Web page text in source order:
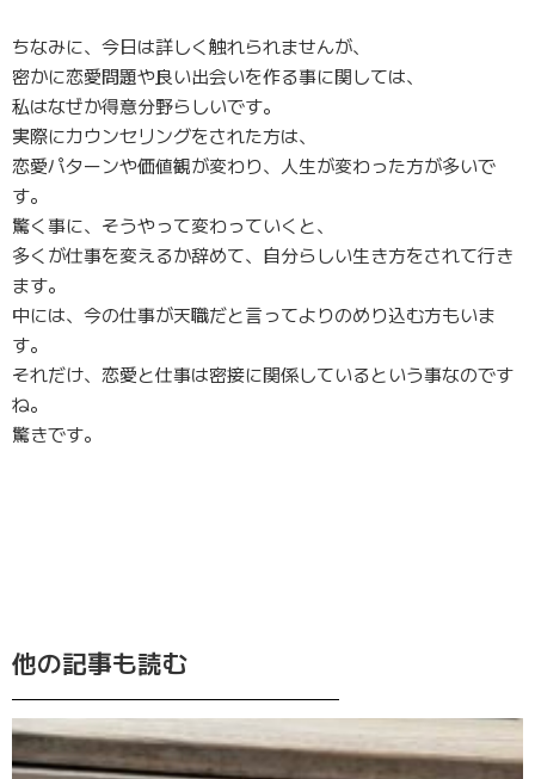
ちなみに、今日は詳しく触れられませんが、
密かに恋愛問題や良い出会いを作る事に関しては、
私はなぜか得意分野らしいです。
実際にカウンセリングをされた方は、
恋愛パターンや価値観が変わり、人生が変わった方が多いで
す。
驚く事に、そうやって変わっていくと、
多くが仕事を変えるか辞めて、自分らしい生き方をされて行き
ます。
中には、今の仕事が天職だと言ってよりのめり込む方もいま
す。
それだけ、恋愛と仕事は密接に関係しているという事なのです
ね。
驚きです。
他の記事も読む